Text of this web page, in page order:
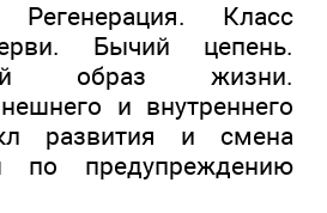
Регенерация. Класс
Бычий цепень.
образ жизни.
и внутреннего
развития и смена
по предупреждению